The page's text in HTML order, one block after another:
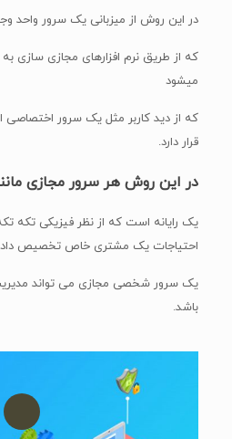
در این روش از میزبانی یک سرور واحد
که از طریق نرم افزارهای مجازی سازی
میشود
که از دید کاربر مثل یک سرور
قرار دارد.
در این روش هر سرور مجازی
یک رایانه است که از نظر فیزیکی تکه
احتیاجات یک مشتری خاص تخصیص
یک سرور شخصی مجازی می تواند
باشد.